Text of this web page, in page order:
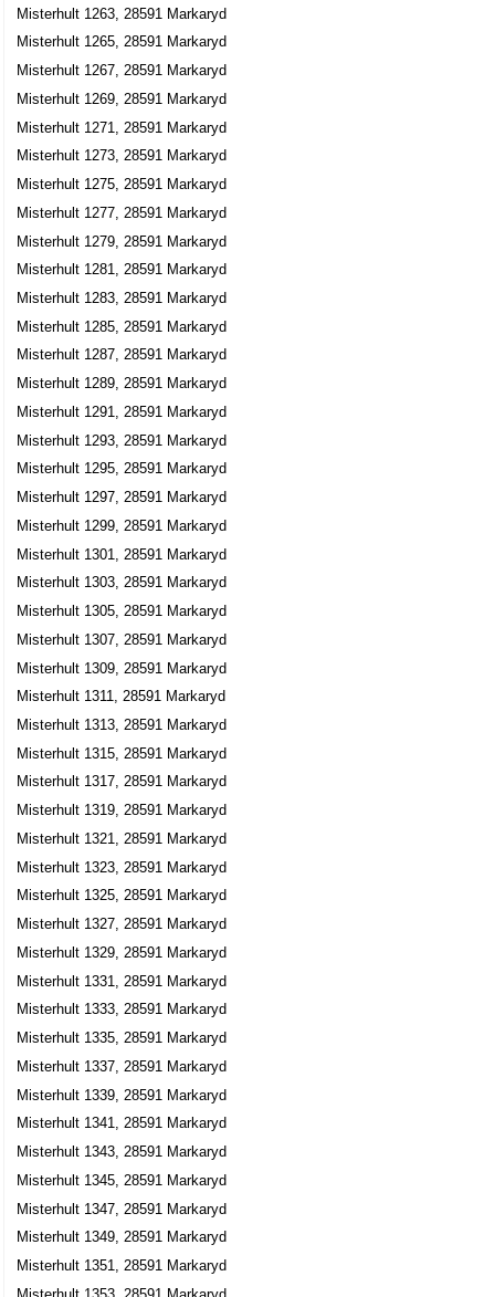
Misterhult 1263, 28591 Markaryd
Misterhult 1265, 28591 Markaryd
Misterhult 1267, 28591 Markaryd
Misterhult 1269, 28591 Markaryd
Misterhult 1271, 28591 Markaryd
Misterhult 1273, 28591 Markaryd
Misterhult 1275, 28591 Markaryd
Misterhult 1277, 28591 Markaryd
Misterhult 1279, 28591 Markaryd
Misterhult 1281, 28591 Markaryd
Misterhult 1283, 28591 Markaryd
Misterhult 1285, 28591 Markaryd
Misterhult 1287, 28591 Markaryd
Misterhult 1289, 28591 Markaryd
Misterhult 1291, 28591 Markaryd
Misterhult 1293, 28591 Markaryd
Misterhult 1295, 28591 Markaryd
Misterhult 1297, 28591 Markaryd
Misterhult 1299, 28591 Markaryd
Misterhult 1301, 28591 Markaryd
Misterhult 1303, 28591 Markaryd
Misterhult 1305, 28591 Markaryd
Misterhult 1307, 28591 Markaryd
Misterhult 1309, 28591 Markaryd
Misterhult 1311, 28591 Markaryd
Misterhult 1313, 28591 Markaryd
Misterhult 1315, 28591 Markaryd
Misterhult 1317, 28591 Markaryd
Misterhult 1319, 28591 Markaryd
Misterhult 1321, 28591 Markaryd
Misterhult 1323, 28591 Markaryd
Misterhult 1325, 28591 Markaryd
Misterhult 1327, 28591 Markaryd
Misterhult 1329, 28591 Markaryd
Misterhult 1331, 28591 Markaryd
Misterhult 1333, 28591 Markaryd
Misterhult 1335, 28591 Markaryd
Misterhult 1337, 28591 Markaryd
Misterhult 1339, 28591 Markaryd
Misterhult 1341, 28591 Markaryd
Misterhult 1343, 28591 Markaryd
Misterhult 1345, 28591 Markaryd
Misterhult 1347, 28591 Markaryd
Misterhult 1349, 28591 Markaryd
Misterhult 1351, 28591 Markaryd